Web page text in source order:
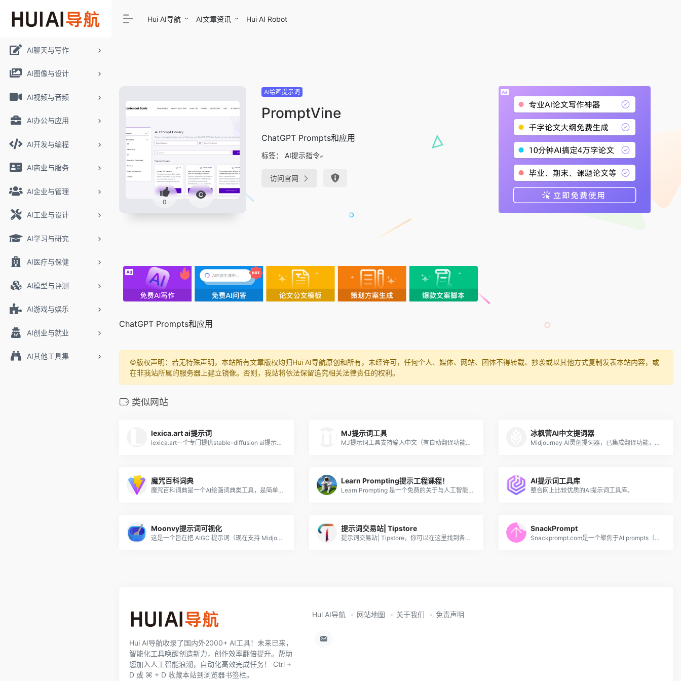
AI聊天与写作
AI图像与设计
AI视频与音频
AI办公与应用
AI开发与编程
AI商业与服务
AI企业与管理
AI工业与设计
AI学习与研究
AI医疗与保健
AI模型与评测
AI游戏与娱乐
AI创业与就业
AI其他工具集
Hui AI导航 AI文章资讯 Hui AI Robot
0
AI绘画提示词
PromptVine
ChatGPT Prompts和应用
标签： AI提示指令
访问官网
ChatGPT Prompts和应用
©️版权声明：若无特殊声明，本站所有文章版权均归Hui AI导航原创和所有，未经许可，任何个人、媒体、网站、团体不得转载、抄袭或以其他方式复制发表本站内容，或
在非我站所属的服务器上建立镜像。否则，我站将依法保留追究相关法律责任的权利。
类似网站
lexica.art ai提示词
lexica.art一个专门提供stable-diffusion ai提示词的网站，里面有很多精致漂亮的图片。
MJ提示词工具
MJ提示词工具支持输入中文（有自动翻译功能），使用体验还不错。用户只要在文本框输入脑海里的内容，选择模板、设置画面尺寸，勾选模型版本、景深、质量、风格化等参数，输入不希望出现的内容等即可生成对应的提示
冰枫营AI中文提词器
Midjourney AI灵创提词器，已集成翻译功能，支持中文输入。
魔咒百科词典
魔咒百科词典是一个AI绘画词典类工具，是简单易用的AI绘画tag生成器！由B站UP主@波西BrackRat开发运营！它收集了各种类型各种样式的关键词tag，是魔法导论必备工具，助你早日成为AI绘画魔法
Learn Prompting提示工程课程！
Learn Prompting 是一个免费的关于与人工智能通信的免费开源课程，即学习如何给AI下达指令！即怎样与人工智能沟通，让AI来协助我们来完成我们想让它做的事情！
AI提示词工具库
整合网上比较优质的AI提示词工具库。
Moonvy提示词可视化
这是一个旨在把 AIGC 提示词（现在支持 Midjourney和Stable Diffusion）可视化并提供编辑功能的工具，主要用于AI绘画领域
提示词交易站| Tipstore
提示词交易站| Tipstore，你可以在这里找到各类提示词，帮助你更好的使用AI工具，提升工作效率。如果您是一位优秀的提示词创作者，您可以在这里销售自己的提示词。
SnackPrompt
Snackprompt.com是一个聚焦于AI prompts（即AI提示）的平台，能够提供给用户各种高质量的AI提示，让他们的ChatGPT体验更加卓越。
Hui AI导航收录了国内外2000+ AI工具！未来已来，
智能化工具唤醒创造新力，创作效率翻倍提升。帮助
您加入人工智能浪潮，自动化高效完成任务！ Ctrl +
D 或 ⌘ + D 收藏本站到浏览器书签栏。
Hui AI导航 网站地图 关于我们 免责声明